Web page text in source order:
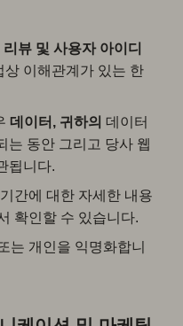
뷰 및 사용자 아이디
상 이해관계가 있는 한
데이터, 귀하의 데이터
는 동안 그리고 당사 웹
됩니다.
간에 대한 자세한 내용
확인할 수 있습니다.
는 개인을 익명화합니